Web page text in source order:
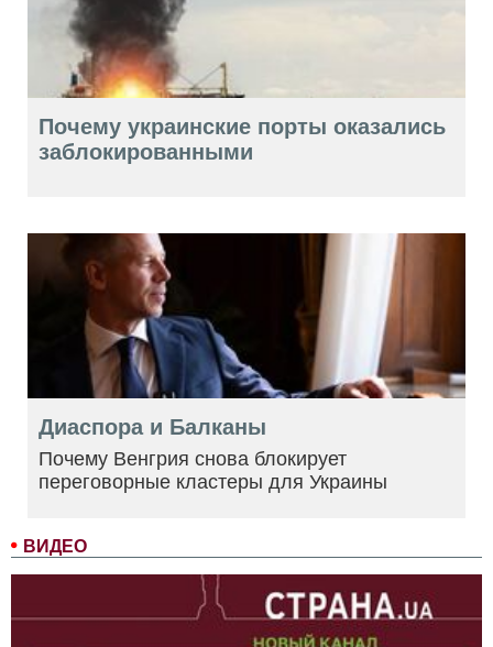
ВИДЕО
Почему украинские порты оказались
заблокированными
Диаспора и Балканы
Почему Венгрия снова блокирует
переговорные кластеры для Украины